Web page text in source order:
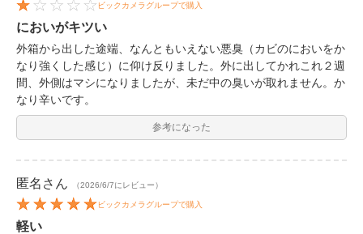
ビックカメラグループで購入
においがキツい
外箱から出した途端、なんともいえない悪臭（カビのにおいをか
なり強くした感じ）に仰け反りました。外に出してかれこれ２週
間、外側はマシになりましたが、未だ中の臭いが取れません。か
なり辛いです。
参考になった
匿名 さん （2026/6/7にレビュー）
ビックカメラグループで購入
軽い